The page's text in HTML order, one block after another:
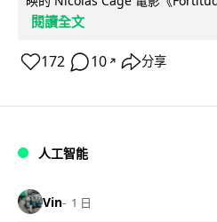
閱讀全文
172 10 ↗ 分享
人工智能
Vin 1 日